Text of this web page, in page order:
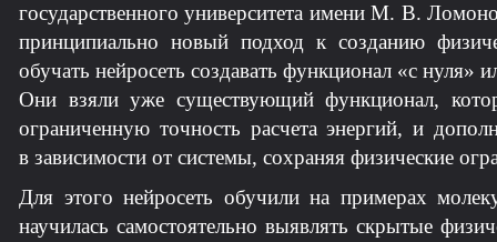
государственного университета имени М. В.
принципиально новый подход к созданию
обучать нейросеть создавать функционал «с нуля»
Они взяли уже существующий функционал,
ограниченную точность расчета энергий, и
в зависимости от системы, сохраняя физические
Для этого нейросеть обучили на примерах
научилась самостоятельно выявлять скрытые